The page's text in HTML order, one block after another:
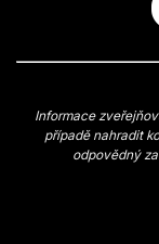
Informace
případě nahradit
odpovědný